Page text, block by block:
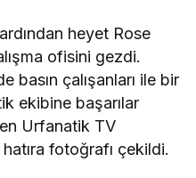
heyet Rose
ofisini gezdi.
basın çalışanları ile bir
ekibine başarılar
Urfanatik TV
fotoğrafı çekildi.